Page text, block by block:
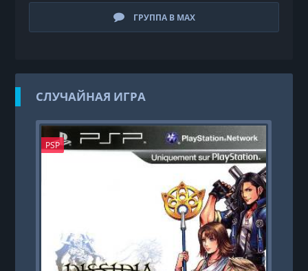
ГРУППА В MAX
СЛУЧАЙНАЯ ИГРА
PSP